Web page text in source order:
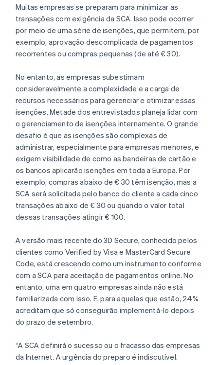
Muitas empresas se preparam para minimizar as
transações com exigência da SCA. Isso pode ocorrer
por meio de uma série de isenções, que permitem, por
exemplo, aprovação descomplicada de pagamentos
recorrentes ou compras pequenas (de até € 30).
No entanto, as empresas subestimam
consideravelmente a complexidade e a carga de
recursos necessários para gerenciar e otimizar essas
isenções. Metade dos entrevistados planeja lidar com
o gerenciamento de isenções internamente. O grande
desafio é que as isenções são complexas de
administrar, especialmente para empresas menores, e
exigem visibilidade de como as bandeiras de cartão e
os bancos aplicarão isenções em toda a Europa. Por
exemplo, compras abaixo de € 30 têm isenção, mas a
SCA será solicitada pelo banco do cliente a cada cinco
transações abaixo de € 30 ou quando o valor total
dessas transações atingir € 100.
A versão mais recente do 3D Secure, conhecido pelos
clientes como Verified by Visa e MasterCard Secure
Code, está crescendo como um instrumento conforme
com a SCA para aceitação de pagamentos online. No
entanto, uma em quatro empresas ainda não está
familiarizada com isso. E, para aquelas que estão, 24%
acreditam que só conseguirão implementá-lo depois
do prazo de setembro.
“A SCA definirá o sucesso ou o fracasso das empresas
da Internet. A urgência do preparo é indiscutível.
Alemanha
DeutschEnglish
Austrália
English
Áustria
DeutschEnglish
Bélgica
NederlandsFrançais Deutsch English
Brasil
PortuguêsEnglish
English
Canadá
English Français
China continental
简体中文 English
Chipre
English
Croácia
EnglishItaliano
Emirados Árabes Unidos
English